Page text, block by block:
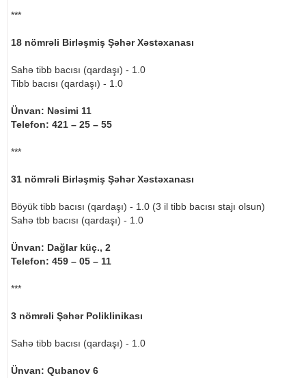
***
18 nömrəli Birləşmiş Şəhər Xəstəxanası
Sahə tibb bacısı (qardaşı) - 1.0
Tibb bacısı (qardaşı) - 1.0
Ünvan: Nəsimi 11
Telefon: 421 – 25 – 55
***
31 nömrəli Birləşmiş Şəhər Xəstəxanası
Böyük tibb bacısı (qardaşı) - 1.0 (3 il tibb bacısı stajı olsun)
Sahə tbb bacısı (qardaşı) - 1.0
Ünvan: Dağlar küç., 2
Telefon: 459 – 05 – 11
***
3 nömrəli Şəhər Poliklinikası
Sahə tibb bacısı (qardaşı) - 1.0
Ünvan: Qubanov 6